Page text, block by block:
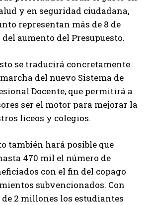
y en seguridad ciudadana,
representan más de 8 de
del aumento del Presupuesto.
se traducirá concretamente
del nuevo Sistema de
Docente, que permitirá a
ser el motor para mejorar la
liceos y colegios.
también hará posible que
470 mil el número de
con el fin del copago
subvencionados. Con
de 2 millones los estudiantes